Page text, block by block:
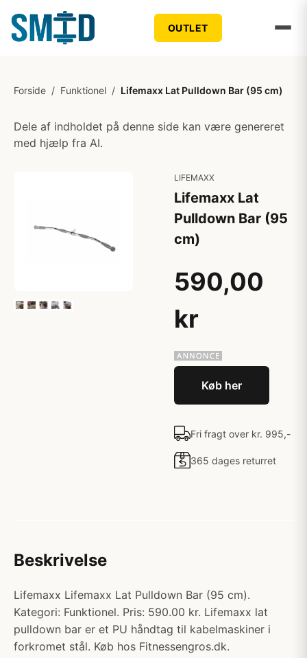
OUTLET
Forside / Funktionel / Lifemaxx Lat Pulldown Bar (95 cm)
Dele af indholdet på denne side kan være genereret
med hjælp fra AI.
LIFEMAXX
Lifemaxx Lat
Pulldown Bar (95
cm)
590,00
kr
Køb her
Fri fragt over kr. 995,-
365 dages returret
Beskrivelse
Lifemaxx Lifemaxx Lat Pulldown Bar (95 cm).
Kategori: Funktionel. Pris: 590.00 kr. Lifemaxx lat
pulldown bar er et PU håndtag til kabelmaskiner i
forkromet stål. Køb hos Fitnessengros.dk.